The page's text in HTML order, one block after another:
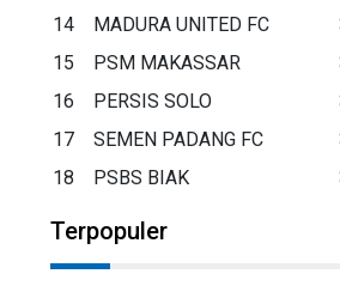
14
MADURA UNITED FC
15
PSM MAKASSAR
16
PERSIS SOLO
17
SEMEN PADANG FC
18
PSBS BIAK
Terpopuler